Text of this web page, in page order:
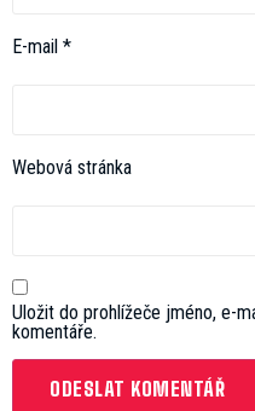
E-mail *
Webová stránka
Uložit do prohlížeče jméno, e-
komentáře.